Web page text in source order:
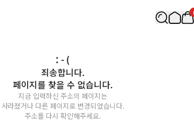
: - (
죄송합니다.
페이지를 찾을 수 없습니다.
지금 입력하신 주소의 페이지는
사라졌거나 다른 페이지로 변경되었습니다.
주소를 다시 확인해주세요.